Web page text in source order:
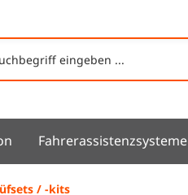
Fahrerassistenzsysteme
/ -kits